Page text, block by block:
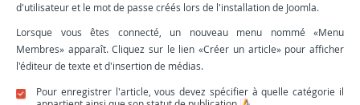
d'utilisateur et le mot de passe créés lors de l'installation de Joomla.
Lorsque vous êtes connecté, un nouveau menu nommé «Menu
Membres» apparaît. Cliquez sur le lien «Créer un article» pour afficher
l'éditeur de texte et d'insertion de médias.
Pour enregistrer l'article, vous devez spécifier à quelle catégorie il